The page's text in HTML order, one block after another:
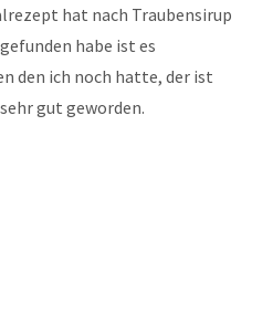
hat nach Traubensirup
habe ist es
den ich noch hatte, der ist
gut geworden.